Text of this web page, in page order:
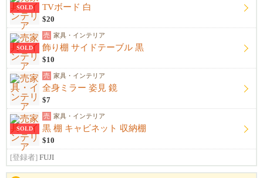
SOLD TVボード 白
$20
SOLD
売 家具・インテリア
飾り棚 サイドテーブル 黒
$10
売 家具・インテリア
全身ミラー 姿見 鏡
$7
SOLD
売 家具・インテリア
黒 棚 キャビネット 収納棚
$10
[登録者] FUJI